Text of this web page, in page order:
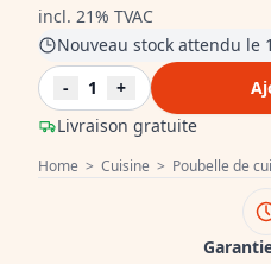
Home > Cuisine > Poubelle de
incl. 21% TVAC
Livraison gratuite
Nouveau stock attendu le
-
1 +